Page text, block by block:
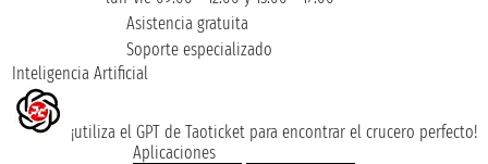
Asistencia gratuita
Soporte especializado
Inteligencia Artificial
¡utiliza el GPT de Taoticket para encontrar el crucero perfecto!
Aplicaciones